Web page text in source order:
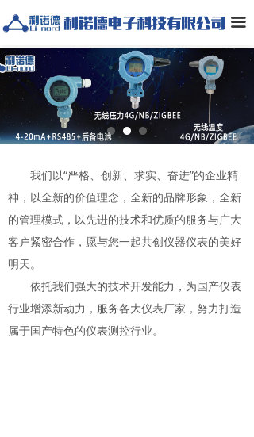
끀
我们以“严格、创新、求实、奋进”的企业精
神，以全新的价值理念，全新的品牌形象，全新
的管理模式，以先进的技术和优质的服务与广大
客户紧密合作，愿与您一起共创仪器仪表的美好
明天。
依托我们强大的技术开发能力，为国产仪表
行业增添新动力，服务各大仪表厂家，努力打造
属于国产特色的仪表测控行业。